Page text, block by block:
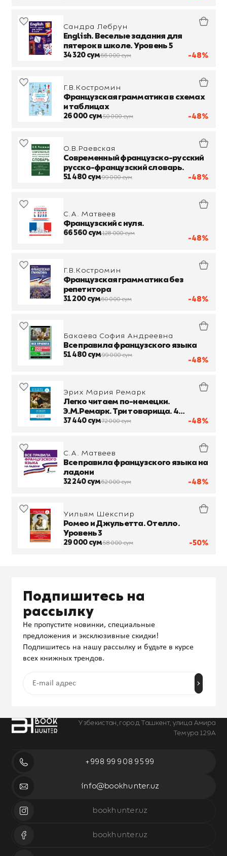
-48%
Сандра Лебрун
English. Веселые задания для
пятерок в школе. Уровень 5
34 320 сум66 000 сум
-48%
Г.В.Костромин
Французская грамматика в схемах
и таблицах
26 000 сум50 000 сум
-48%
О.В.Раевская
Современный французско-русский
русско-французский словарь.
51 480 сум99 000 сум
-48%
С.А. Матвеев
Французский с нуля.
66 560 сум128 000 сум
-48%
Г.В.Костромин
Французская грамматика без
репетитора
31 200 сум60 000 сум
-48%
Бакаева София Андреевна
Все правила французского языка
51 480 сум99 000 сум
-48%
Эрих Мария Ремарк
Легко читаем по-немецки.
Э.М.Ремарк. Три товарища. 4
уровень
37 440 сум72 000 сум
-48%
С.А. Матвеев
Все правила французского языка на
ладони
32 240 сум62 000 сум
-50%
Уильям Шекспир
Ромео и Джульетта. Отелло.
Уровень 3
29 000 сум58 000 сум
Узбекистан, город Ташкент, улица Амира
Темура 129А
+998 99 908 95 99
info@bookhunter.uz
bookhunter.uz
bookhunter.uz
Подпишитесь на
рассылку
Не пропустите новинки, специальные
предложения и эксклюзивные скидки!
Подпишитесь на нашу рассылку и будьте в курсе
всех книжных трендов.